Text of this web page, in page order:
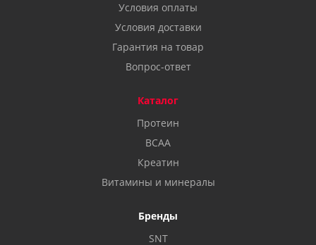
Условия оплаты
Условия доставки
Гарантия на товар
Вопрос-ответ
Каталог
Протеин
BCAA
Креатин
Витамины и минералы
Бренды
SNT